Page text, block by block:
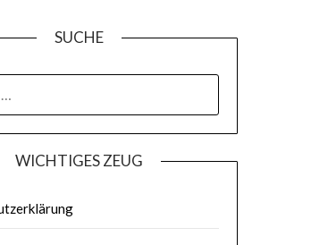
SUCHE
WICHTIGES ZEUG